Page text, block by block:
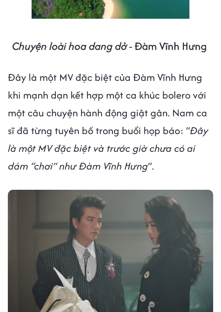
Chuyện loài hoa dang dở -Đàm Vĩnh Hưng
Đây là một MV đặc biệt của Đàm Vĩnh Hưng
khi mạnh dạn kết hợp một ca khúc bolero với
một câu chuyện hành động giật gân. Nam ca
sĩ đã từng tuyên bố trong buổi họp báo: “Đây
là một MV đặc biệt và trước giờ chưa có ai
dám “chơi” như Đàm Vĩnh Hưng”.